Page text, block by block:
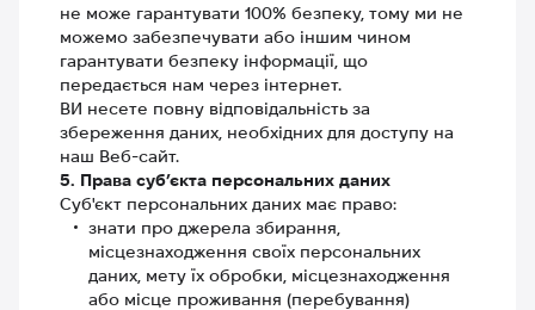
не може гарантувати 100% безпеку, тому ми не
можемо забезпечувати або іншим чином
гарантувати безпеку інформації, що
передається нам через інтернет.
ВИ несете повну відповідальність за
збереження даних, необхідних для доступу на
наш Веб-сайт.
5. Права суб’єкта персональних даних
Суб'єкт персональних даних має право:
знати про джерела збирання,
місцезнаходження своїх персональних
даних, мету їх обробки, місцезнаходження
або місце проживання (перебування)